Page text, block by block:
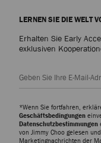
für den Alltag bis
erhältlich in Nappaleder
Die Eliot Slipper
Silhouetten mit
LERNEN SIE DIE WELT
Erhalten Sie Early
exklusiven
*Wenn Sie fortfahren,
Geschäftsbedingungen
Datenschutzbestimmungen
von Jimmy Choo gelesen
Marketingnachrichten der